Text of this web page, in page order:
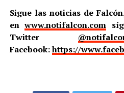
Sigue las noticias de
enwww.notifalcon.com
Twitter
Facebook:https://